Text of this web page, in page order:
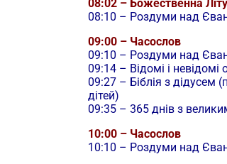
08:02 – Божественна
08:10 – Роздуми над
09:00 – Часослов
09:10 – Роздуми над
09:14 – Відомі і невідомі
09:27 – Біблія з дідусем
дітей)
09:35 – 365 днів з
10:00 – Часослов
10:10 – Роздуми над